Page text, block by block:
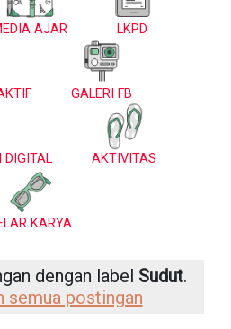
AJAR LKPD
GALERI FB
DIGITAL AKTIVITAS
KARYA
dengan label Sudut.
semua postingan